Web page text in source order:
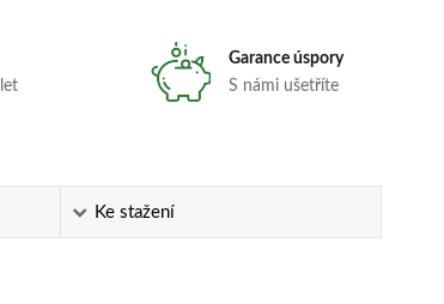
Garance úspory
S námi ušetříte
Ke stažení